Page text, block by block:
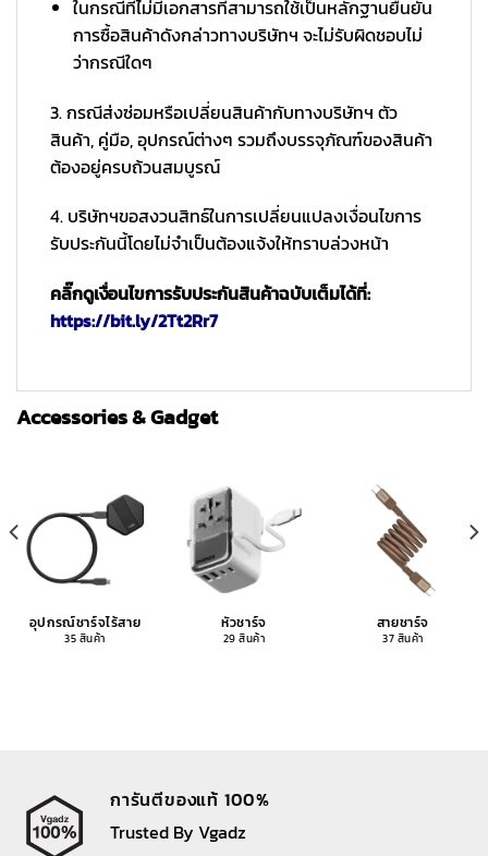
ในกรณีที่ไม่มีเอกสารที่สามารถใช้เป็นหลักฐานยืนยัน
การซื้อสินค้าดังกล่าวทางบริษัทฯ จะไม่รับผิดชอบไม่
ว่ากรณีใดๆ
3. กรณีส่งซ่อมหรือเปลี่ยนสินค้ากับทางบริษัทฯ ตัว
สินค้า, คู่มือ, อุปกรณ์ต่างๆ รวมถึงบรรจุภัณฑ์ของสินค้า
ต้องอยู่ครบถ้วนสมบูรณ์
4. บริษัทฯขอสงวนสิทธ์ในการเปลี่ยนแปลงเงื่อนไขการ
รับประกันนี้โดยไม่จำเป็นต้องแจ้งให้ทราบล่วงหน้า
คลิ๊กดูเงื่อนไขการรับประกันสินค้าฉบับเต็มได้ที่:
https://bit.ly/2Tt2Rr7
Accessories & Gadget
อุปกรณ์ชาร์จไร้สาย
35 สินค้า
หัวชาร์จ
29 สินค้า
สายชาร์จ
37 สินค้า
การันตีของแท้ 100%
Trusted By Vgadz